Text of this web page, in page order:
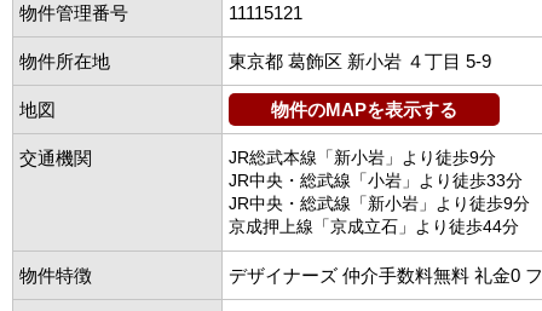
物件管理番号 11115121
物件所在地 東京都 葛飾区 新小岩 ４丁目 5-9
地図 物件のMAPを表示する
交通機関
JR総武本線「新小岩」より徒歩9分
JR中央・総武線「小岩」より徒歩33分
JR中央・総武線「新小岩」より徒歩9分
京成押上線「京成立石」より徒歩44分
物件特徴 デザイナーズ 仲介手数料無料 礼金0